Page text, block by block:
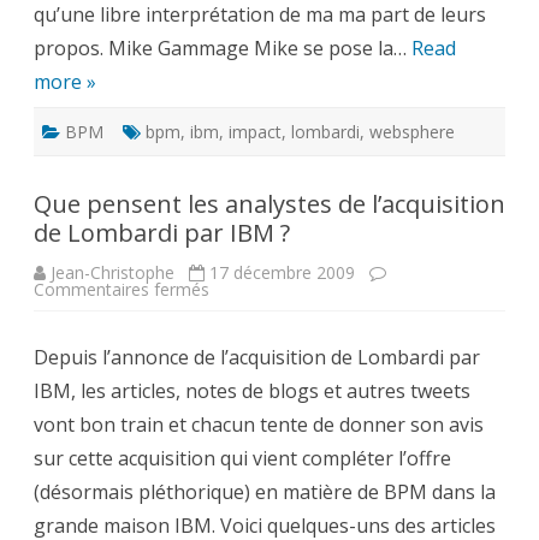
qu’une libre interprétation de ma ma part de leurs
propos. Mike Gammage Mike se pose la… Read
more »
BPM bpm, ibm, impact, lombardi, websphere
Que pensent les analystes de l’acquisition
de Lombardi par IBM ?
Jean-Christophe 17 décembre 2009
Commentaires fermés
analystes
de
l’acquisition
de
Lombardi
par
IBM
?
Depuis l’annonce de l’acquisition de Lombardi par
IBM, les articles, notes de blogs et autres tweets
vont bon train et chacun tente de donner son avis
sur cette acquisition qui vient compléter l’offre
(désormais pléthorique) en matière de BPM dans la
grande maison IBM. Voici quelques-uns des articles